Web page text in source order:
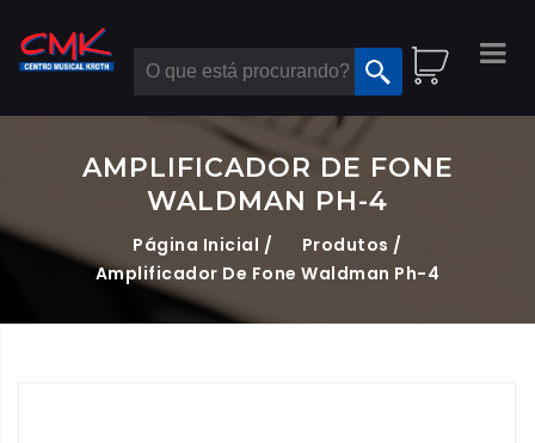
AMPLIFICADOR DE FONE
WALDMAN PH-4
Página Inicial /
Produtos /
Amplificador De Fone Waldman Ph-4